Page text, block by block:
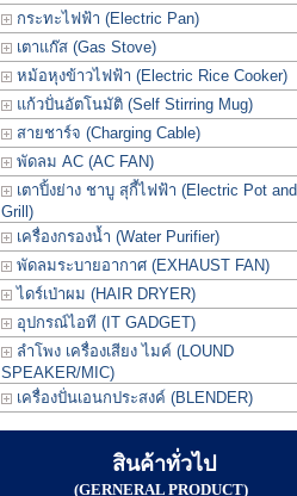
กระทะไฟฟ้า (Electric Pan)
เตาแก๊ส (Gas Stove)
หม้อหุงข้าวไฟฟ้า (Electric Rice Cooker)
แก้วปั่นอัตโนมัติ (Self Stirring Mug)
สายชาร์จ (Charging Cable)
พัดลม AC (AC FAN)
เตาปิ้งย่าง ชาบู สุกี้ไฟฟ้า (Electric Pot and
Grill)
เครื่องกรองน้ำ (Water Purifier)
พัดลมระบายอากาศ (EXHAUST FAN)
ไดร์เป่าผม (HAIR DRYER)
อุปกรณ์ไอที (IT GADGET)
ลำโพง เครื่องเสียง ไมค์ (LOUND
SPEAKER/MIC)
เครื่องปั่นเอนกประสงค์ (BLENDER)
สินค้าทั่วไป
(GERNERAL PRODUCT)